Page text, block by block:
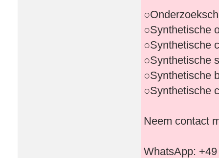
○Synthetische
○Synthetische
○Synthetische
○Synthetische
○Synthetische
Neem contact
WhatsApp: